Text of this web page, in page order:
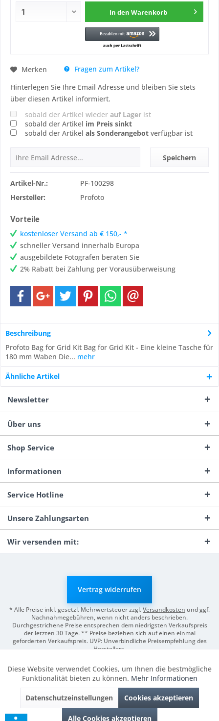
In den Warenkorb
Merken
Fragen zum Artikel?
Hinterlegen Sie Ihre Email Adresse und bleiben Sie stets
über diesen Artikel informiert.
sobald der Artikel wieder auf Lager ist
sobald der Artikel im Preis sinkt
sobald der Artikel als Sonderangebot verfügbar ist
Speichern
Artikel-Nr.:
PF-100298
Hersteller:
Profoto
Vorteile
kostenloser Versand ab € 150,- *
schneller Versand innerhalb Europa
ausgebildete Fotografen beraten Sie
2% Rabatt bei Zahlung per Vorausüberweisung
Beschreibung
Profoto Bag for Grid Kit Bag for Grid Kit - Eine kleine Tasche für
180 mm Waben Die... mehr
Ähnliche Artikel
Newsletter
Über uns
Shop Service
Informationen
Service Hotline
Unsere Zahlungsarten
Wir versenden mit:
Vertrag widerrufen
* Alle Preise inkl. gesetzl. Mehrwertsteuer zzgl.Versandkosten und ggf.
Nachnahmegebühren, wenn nicht anders beschrieben.
Durchgestrichene Preise entsprechen dem niedrigsten Verkaufspreis
der letzten 30 Tage. ** Preise beziehen sich auf einen einmal
geforderten Verkaufspreis. UVP: Unverbindliche Preisempfehlung des
Herstellers.
Funktionale Aktiv
Marketing Inaktiv
Diese Website verwendet Cookies, um Ihnen die bestmögliche
Funktionalität bieten zu können. Mehr Informationen
Datenschutzeinstellungen Cookies akzeptieren
Alle Cookies akzeptieren